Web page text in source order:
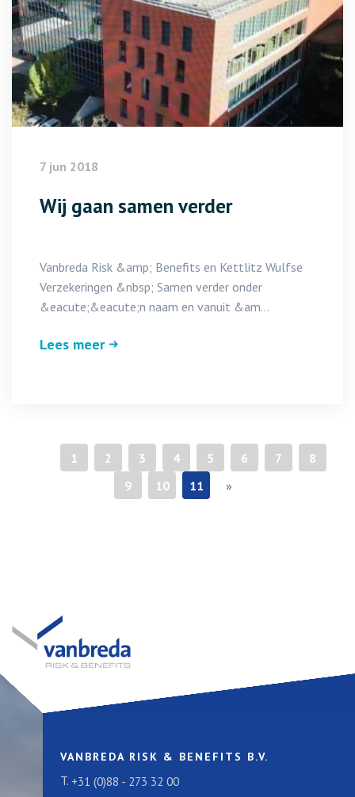
7 jun 2018
Wij gaan samen verder
Vanbreda Risk &amp; Benefits en Kettlitz Wulfse
Verzekeringen &nbsp; Samen verder onder
&eacute;&eacute;n naam en vanuit &am...
Lees meer
1 2 3 4 5 6 7
8
9
10 11 »
VANBREDA RISK & BENEFITS B.V.
T. +31 (0)88 - 273 32 00